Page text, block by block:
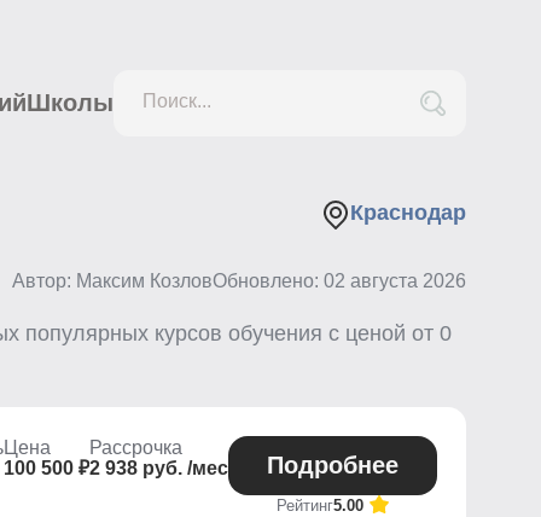
Школы Поиск...
Краснодар
Автор: Максим КозловОбновлено: 02 августа 2026
популярных курсов обучения с ценой от 0
Цена
100 500 ₽
Рассрочка
2 938 руб. /мес
Подробнее
Рейтинг5.00